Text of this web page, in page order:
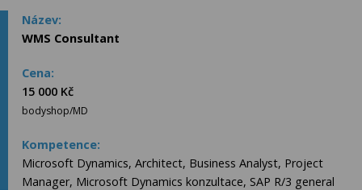
WMS Consultant
15 000 Kč
bodyshop/MD
Microsoft Dynamics, Architect, Business Analyst, Project
Manager, Microsoft Dynamics konzultace, SAP R/3 general